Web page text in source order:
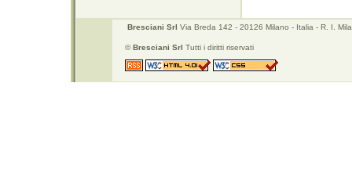
Bresciani Srl Via Breda 142 - 20126 Milano - Italia - R. I.
©Bresciani Srl Tutti i diritti riservati